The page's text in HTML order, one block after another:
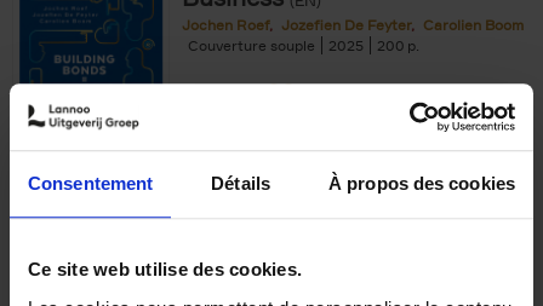
Consentement Détails À propos des cookies
Ce site web utilise des cookies.
Jochen Roef Jozefien De Feyter
Carolien Boom
Couverture souple
2025 200
€29,99